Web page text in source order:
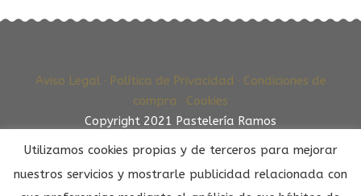
Aviso Legal · Política de Privacidad · Condiciones de
compra · Cookies
Copyright 2021 Pastelería Ramos
Utilizamos cookies propias y de terceros para mejorar
nuestros servicios y mostrarle publicidad relacionada con